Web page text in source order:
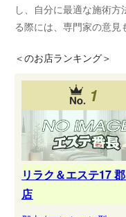
し、自分に最適な施術
る際には、専門家の意見
＜のお店ランキング＞
1
リラク＆エステ17
店